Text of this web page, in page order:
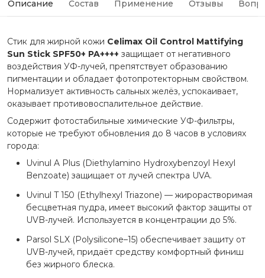
Описание Состав Применение Отзывы
Стик для жирной кожи Celimax Oil Control Mattifying
Sun Stick SPF50+ PA++++ защищает от негативного
воздействия УФ-лучей, препятствует образованию
пигментации и обладает фотопротекторным свойством.
Нормализует активность сальных желёз, успокаивает,
оказывает противовоспалительное действие.
Содержит фотостабильные химические УФ-фильтры,
которые не требуют обновления до 8 часов в условиях
города:
Uvinul A Plus (Diethylamino Hydroxybenzoyl Hexyl
Benzoate) защищает от лучей спектра UVA.
Uvinul T 150 (Ethylhexyl Triazone) — жирорастворимая
бесцветная пудра, имеет высокий фактор защиты от
UVB-лучей. Используется в концентрации до 5%.
Parsol SLX (Polysilicone–15) обеспечивает защиту от
UVB-лучей, придаёт средству комфортный финиш
без жирного блеска.